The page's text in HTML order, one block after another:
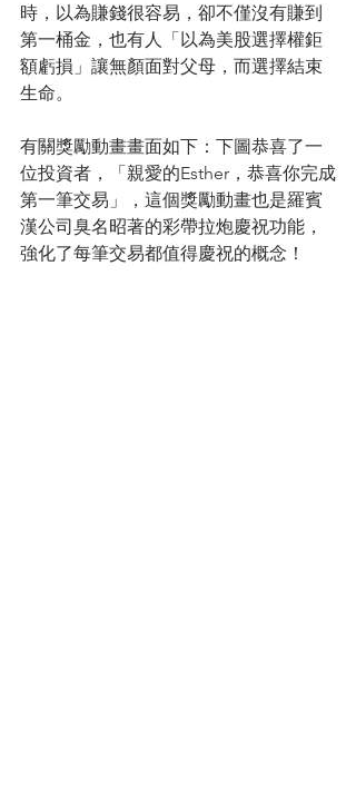
時，以為賺錢很容易，卻不僅沒有賺到
第一桶金，也有人「以為美股選擇權鉅
額虧損」讓無顏面對父母，而選擇結束
生命。
有關獎勵動畫畫面如下：下圖恭喜了一
位投資者，「親愛的Esther，恭喜你完成
第一筆交易」，這個獎勵動畫也是羅賓
漢公司臭名昭著的彩帶拉炮慶祝功能，
強化了每筆交易都值得慶祝的概念！